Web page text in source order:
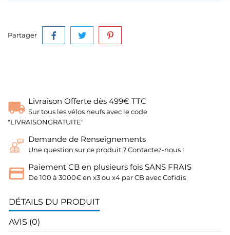
Partager
Livraison Offerte dès 499€ TTC
Sur tous les vélos neufs avec le code
"LIVRAISONGRATUITE"
Demande de Renseignements
Une question sur ce produit ? Contactez-nous !
Paiement CB en plusieurs fois SANS FRAIS
De 100 à 3000€ en x3 ou x4 par CB avec Cofidis
DÉTAILS DU PRODUIT
AVIS (0)